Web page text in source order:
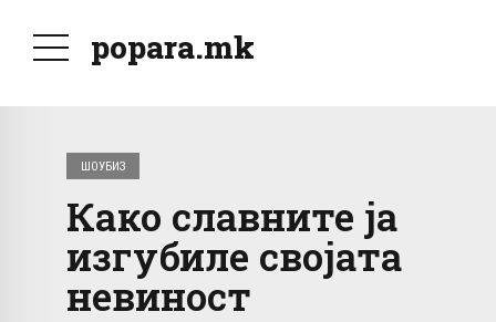
popara.mk
ШОУБИЗ
Како славните ја
изгубиле својата
невиност